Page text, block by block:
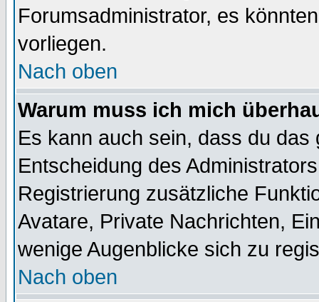
Forumsadministrator, es
vorliegen.
Nach oben
Warum muss ich mich
Es kann auch sein, dass du
Entscheidung des
Registrierung zusätzliche
Avatare, Private Nachrichten,
wenige Augenblicke sich zu
Nach oben